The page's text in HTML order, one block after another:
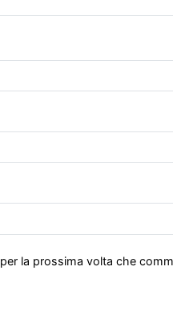
la prossima volta che